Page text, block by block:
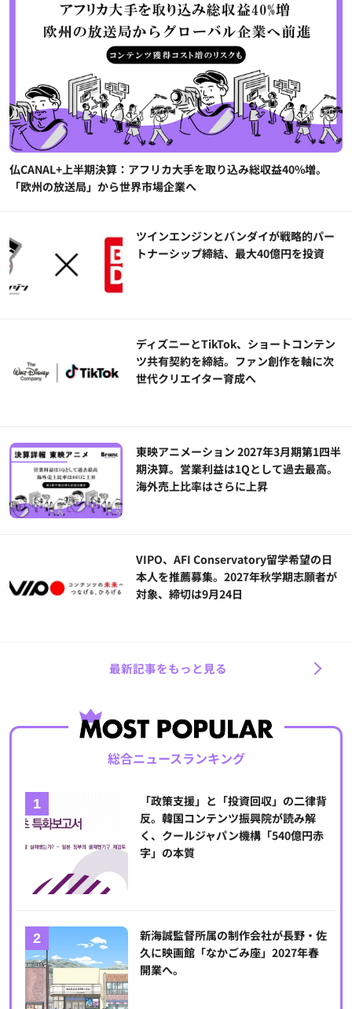
仏CANAL+上半期決算：アフリカ大手を取り込み総収益40%増。
「欧州の放送局」から世界市場企業へ
ツインエンジンとバンダイが戦略的パー
トナーシップ締結、最大40億円を投資
ディズニーとTikTok、ショートコンテン
ツ共有契約を締結。ファン創作を軸に次
世代クリエイター育成へ
東映アニメーション 2027年3月期第1四半
期決算。営業利益は1Qとして過去最高。
海外売上比率はさらに上昇
VIPO、AFI Conservatory留学希望の日
本人を推薦募集。2027年秋学期志願者が
対象、締切は9月24日
最新記事をもっと見る
総合ニュースランキング
「政策支援」と「投資回収」の二律背
反。韓国コンテンツ振興院が読み解
く、クールジャパン機構「540億円赤
字」の本質
新海誠監督所属の制作会社が長野・佐
久に映画館「なかごみ座」2027年春
開業へ。